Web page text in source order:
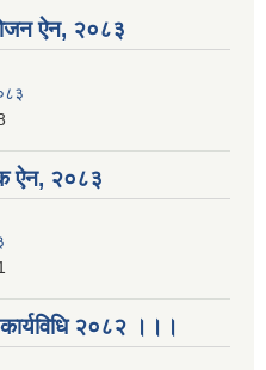
ऐन, २०८३
ऐन, २०८३
२०८२ ।।।